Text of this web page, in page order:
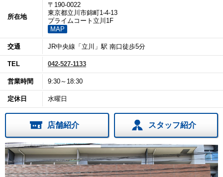
所在地
〒190-0022
東京都立川市錦町1-4-13
プライムコート立川1F
MAP
交通 JR中央線「立川」駅 南口徒歩5分
TEL 042-527-1133
営業時間 9:30～18:30
定休日 水曜日
店舗紹介 スタッフ紹介